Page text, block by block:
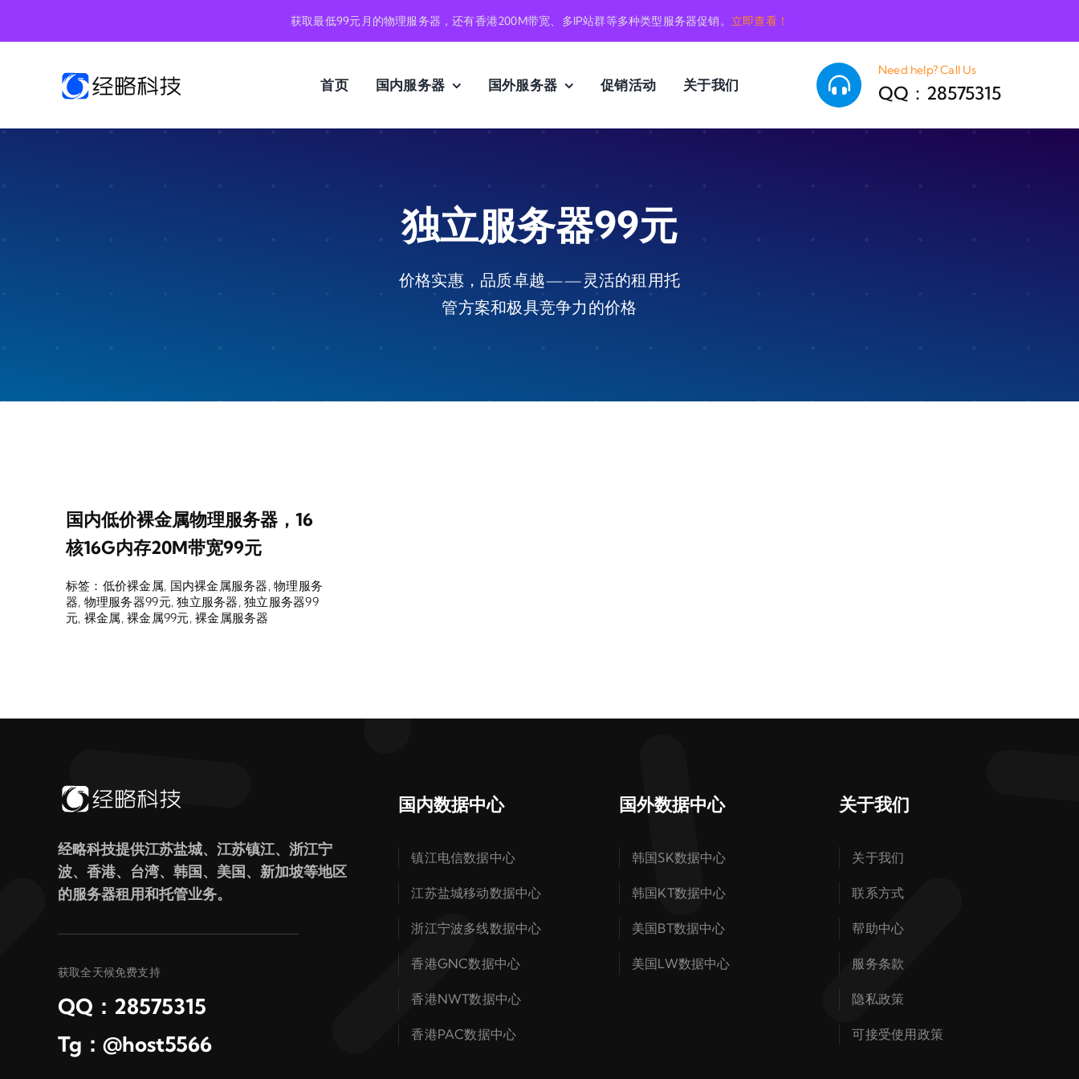
获取最低99元月的物理服务器，还有香港200M带宽、多IP站群等多种类型服务器促销。 立即查看！
首页 国内服务器 国外服务器 促销活动 关于我们
Need help? Call Us
QQ：28575315
独立服务器99元
价格实惠，品质卓越——灵活的租用托
管方案和极具竞争力的价格
国内低价裸金属物理服务器，16
核16G内存20M带宽99元
标签： 低价裸金属, 国内裸金属服务器,物理服务
器, 物理服务器99元,独立服务器,独立服务器99
元, 裸金属,裸金属99元,裸金属服务器
经略科技提供江苏盐城、江苏镇江、浙江宁
波、香港、台湾、韩国、美国、新加坡等地区
的服务器租用和托管业务。
获取全天候免费支持
QQ：28575315
Tg：@host5566
国内数据中心
镇江电信数据中心
江苏盐城移动数据中心
浙江宁波多线数据中心
香港GNC数据中心
香港NWT数据中心
香港PAC数据中心
国外数据中心
韩国SK数据中心
韩国KT数据中心
美国BT数据中心
美国LW数据中心
关于我们
关于我们
联系方式
帮助中心
服务条款
隐私政策
可接受使用政策